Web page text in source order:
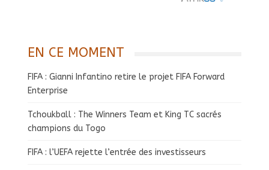
EN CE MOMENT
FIFA : Gianni Infantino retire le projet FIFA Forward
Enterprise
Tchoukball : The Winners Team et King TC sacrés
champions du Togo
FIFA : l’UEFA rejette l’entrée des investisseurs